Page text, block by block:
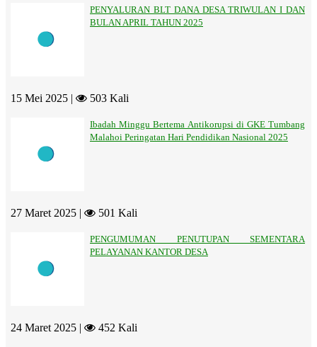
PENYALURAN BLT DANA DESA TRIWULAN I DAN
BULAN APRIL TAHUN 2025
15 Mei 2025 | 503 Kali
Ibadah Minggu Bertema Antikorupsi di GKE Tumbang
Malahoi Peringatan Hari Pendidikan Nasional 2025
27 Maret 2025 | 501 Kali
PENGUMUMAN PENUTUPAN SEMENTARA
PELAYANAN KANTOR DESA
24 Maret 2025 | 452 Kali